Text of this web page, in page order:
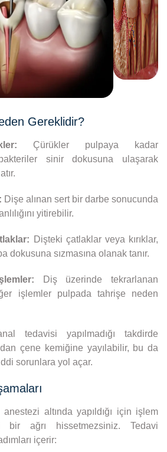
Gereklidir?
Çürükler pulpaya kadar
sinir dokusuna ulaşarak
Dişe alınan sert bir darbe sonucunda
yitirebilir.
Dişteki çatlaklar veya kırıklar,
dokusuna sızmasına olanak tanır.
Diş üzerinde tekrarlanan
işlemler pulpada tahrişe neden
tedavisi yapılmadığı takdirde
çene kemiğine yayılabilir, bu da
sorunlara yol açar.
altında yapıldığı için işlem
bir ağrı hissetmezsiniz. Tedavi
içerir: